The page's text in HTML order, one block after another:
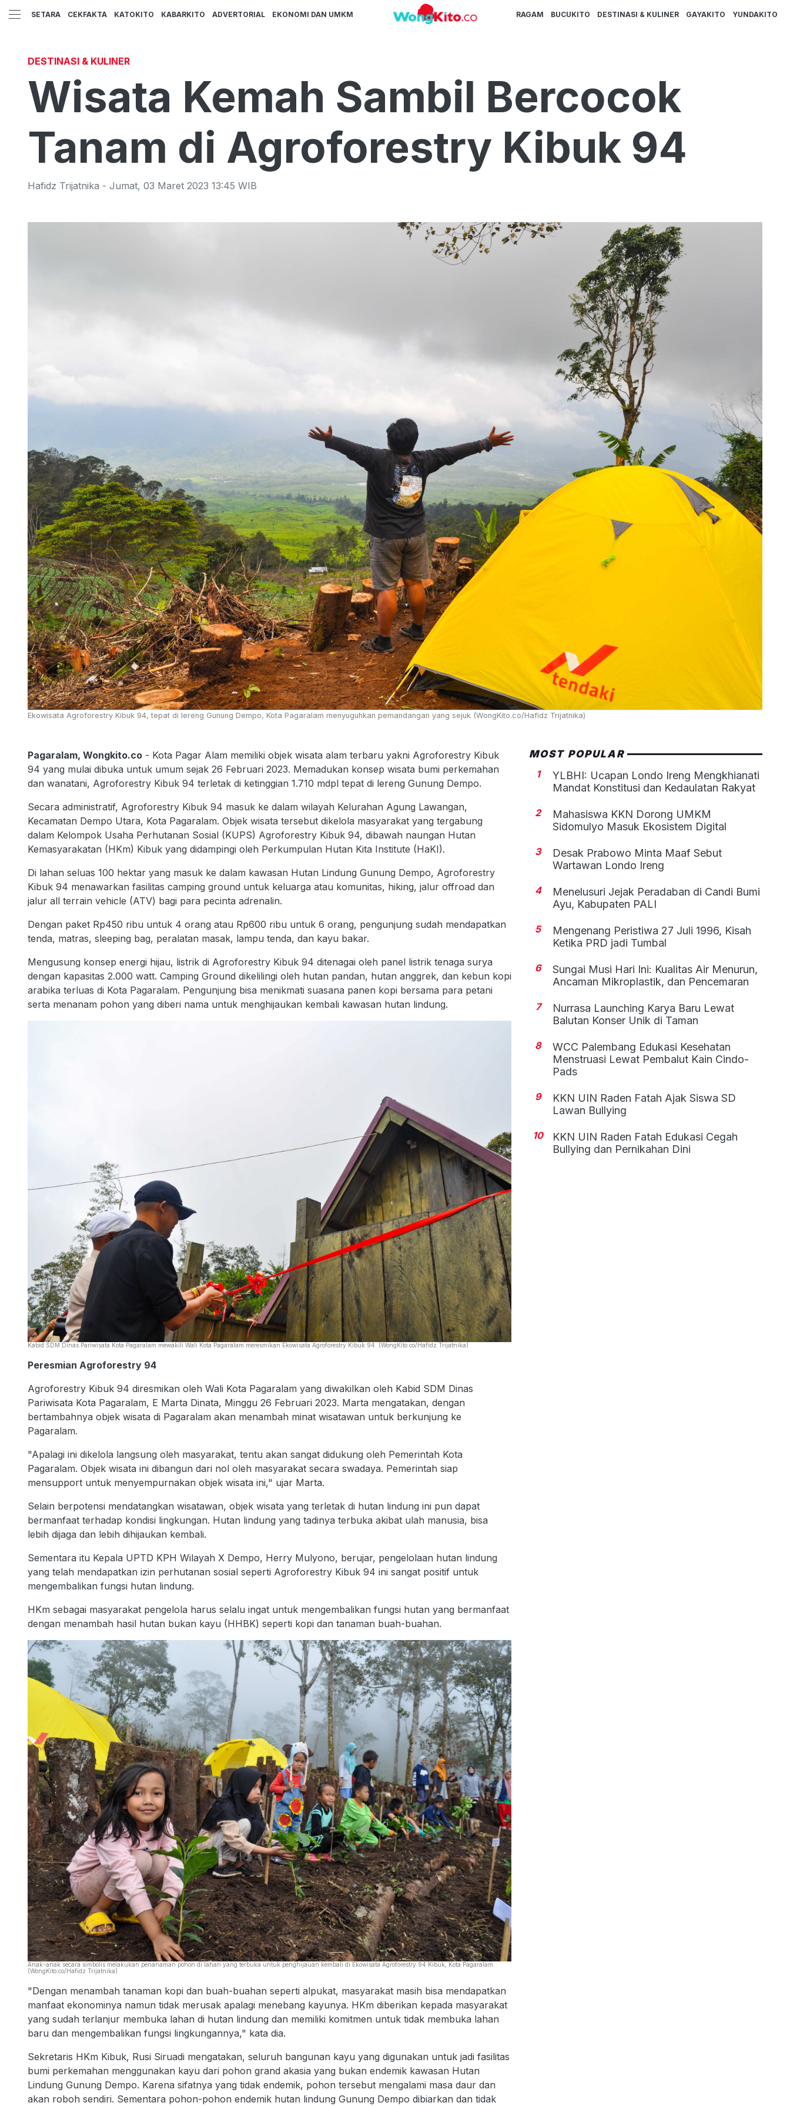
SETARA CEKFAKTA KATOKITO KABARKITO ADVERTORIAL EKONOMI DAN UMKM RAGAM BUCUKITO DESTINASI & KULINER GAYAKITO YUNDAKITO
DESTINASI & KULINER
Wisata Kemah Sambil Bercocok
Tanam di Agroforestry Kibuk 94
Hafidz Trijatnika - Jumat, 03 Maret 2023 13:45 WIB
Ekowisata Agroforestry Kibuk 94, tepat di lereng Gunung Dempo, Kota Pagaralam menyuguhkan pemandangan yang sejuk (WongKito.co/Hafidz Trijatnika)
Pagaralam, Wongkito.co - Kota Pagar Alam memiliki objek wisata alam terbaru yakni Agroforestry Kibuk
94 yang mulai dibuka untuk umum sejak 26 Februari 2023. Memadukan konsep wisata bumi perkemahan
dan wanatani, Agroforestry Kibuk 94 terletak di ketinggian 1.710 mdpl tepat di lereng Gunung Dempo.
Secara administratif, Agroforestry Kibuk 94 masuk ke dalam wilayah Kelurahan Agung Lawangan,
Kecamatan Dempo Utara, Kota Pagaralam. Objek wisata tersebut dikelola masyarakat yang tergabung
dalam Kelompok Usaha Perhutanan Sosial (KUPS) Agroforestry Kibuk 94, dibawah naungan Hutan
Kemasyarakatan (HKm) Kibuk yang didampingi oleh Perkumpulan Hutan Kita Institute (HaKI).
Di lahan seluas 100 hektar yang masuk ke dalam kawasan Hutan Lindung Gunung Dempo, Agroforestry
Kibuk 94 menawarkan fasilitas camping ground untuk keluarga atau komunitas, hiking, jalur offroad dan
jalur all terrain vehicle (ATV) bagi para pecinta adrenalin.
Dengan paket Rp450 ribu untuk 4 orang atau Rp600 ribu untuk 6 orang, pengunjung sudah mendapatkan
tenda, matras, sleeping bag, peralatan masak, lampu tenda, dan kayu bakar.
Mengusung konsep energi hijau, listrik di Agroforestry Kibuk 94 ditenagai oleh panel listrik tenaga surya
dengan kapasitas 2.000 watt. Camping Ground dikelilingi oleh hutan pandan, hutan anggrek, dan kebun kopi
arabika terluas di Kota Pagaralam. Pengunjung bisa menikmati suasana panen kopi bersama para petani
serta menanam pohon yang diberi nama untuk menghijaukan kembali kawasan hutan lindung.
Kabid SDM Dinas Pariwisata Kota Pagaralam mewakili Wali Kota Pagaralam meresmikan Ekowisata Agroforestry Kibuk 94. (WongKito.co/Hafidz Trijatnika)
Peresmian Agroforestry 94
Agroforestry Kibuk 94 diresmikan oleh Wali Kota Pagaralam yang diwakilkan oleh Kabid SDM Dinas
Pariwisata Kota Pagaralam, E Marta Dinata, Minggu 26 Februari 2023. Marta mengatakan, dengan
bertambahnya objek wisata di Pagaralam akan menambah minat wisatawan untuk berkunjung ke
Pagaralam.
"Apalagi ini dikelola langsung oleh masyarakat, tentu akan sangat didukung oleh Pemerintah Kota
Pagaralam. Objek wisata ini dibangun dari nol oleh masyarakat secara swadaya. Pemerintah siap
mensupport untuk menyempurnakan objek wisata ini," ujar Marta.
Selain berpotensi mendatangkan wisatawan, objek wisata yang terletak di hutan lindung ini pun dapat
bermanfaat terhadap kondisi lingkungan. Hutan lindung yang tadinya terbuka akibat ulah manusia, bisa
lebih dijaga dan lebih dihijaukan kembali.
Sementara itu Kepala UPTD KPH Wilayah X Dempo, Herry Mulyono, berujar, pengelolaan hutan lindung
yang telah mendapatkan izin perhutanan sosial seperti Agroforestry Kibuk 94 ini sangat positif untuk
mengembalikan fungsi hutan lindung.
HKm sebagai masyarakat pengelola harus selalu ingat untuk mengembalikan fungsi hutan yang bermanfaat
dengan menambah hasil hutan bukan kayu (HHBK) seperti kopi dan tanaman buah-buahan.
Anak-anak secara simbolis melakukan penanaman pohon di lahan yang terbuka untuk penghijauan kembali di Ekowisata Agroforestry 94 Kibuk, Kota Pagaralam
(WongKito.co/Hafidz Trijatnika)
"Dengan menambah tanaman kopi dan buah-buahan seperti alpukat, masyarakat masih bisa mendapatkan
manfaat ekonominya namun tidak merusak apalagi menebang kayunya. HKm diberikan kepada masyarakat
yang sudah terlanjur membuka lahan di hutan lindung dan memiliki komitmen untuk tidak membuka lahan
baru dan mengembalikan fungsi lingkungannya," kata dia.
Sekretaris HKm Kibuk, Rusi Siruadi mengatakan, seluruh bangunan kayu yang digunakan untuk jadi fasilitas
bumi perkemahan menggunakan kayu dari pohon grand akasia yang bukan endemik kawasan Hutan
Lindung Gunung Dempo. Karena sifatnya yang tidak endemik, pohon tersebut mengalami masa daur dan
akan roboh sendiri. Sementara pohon-pohon endemik hutan lindung Gunung Dempo dibiarkan dan tidak
MOST POPULAR
1
YLBHI: Ucapan Londo Ireng Mengkhianati
Mandat Konstitusi dan Kedaulatan Rakyat
2
Mahasiswa KKN Dorong UMKM
Sidomulyo Masuk Ekosistem Digital
3
Desak Prabowo Minta Maaf Sebut
Wartawan Londo Ireng
4
Menelusuri Jejak Peradaban di Candi Bumi
Ayu, Kabupaten PALI
5
Mengenang Peristiwa 27 Juli 1996, Kisah
Ketika PRD jadi Tumbal
6
Sungai Musi Hari Ini: Kualitas Air Menurun,
Ancaman Mikroplastik, dan Pencemaran
7
Nurrasa Launching Karya Baru Lewat
Balutan Konser Unik di Taman
8
WCC Palembang Edukasi Kesehatan
Menstruasi Lewat Pembalut Kain Cindo-
Pads
9
KKN UIN Raden Fatah Ajak Siswa SD
Lawan Bullying
10
KKN UIN Raden Fatah Edukasi Cegah
Bullying dan Pernikahan Dini